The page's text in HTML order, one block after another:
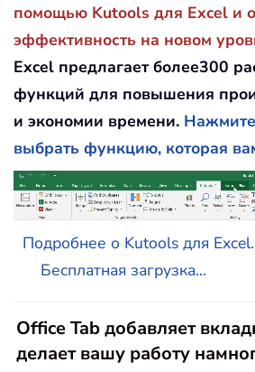
помощью Kutools для Excel и
эффективность на новом
Excel предлагает более300
функций для повышения
и экономии времени.
выбрать функцию, которая
Подробнее о Kutools для
Бесплатная загрузка...
Office Tab добавляет
делает вашу работу